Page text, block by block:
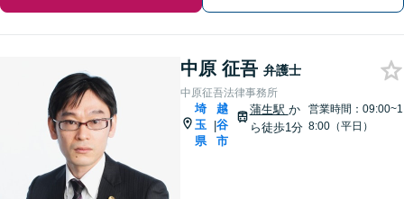
中原 征吾 弁護士
中原征吾法律事務所
埼
玉
県
|
越
谷
市
蒲生駅 か
ら徒歩1分
営業時間：09:00~1
8:00（平日）